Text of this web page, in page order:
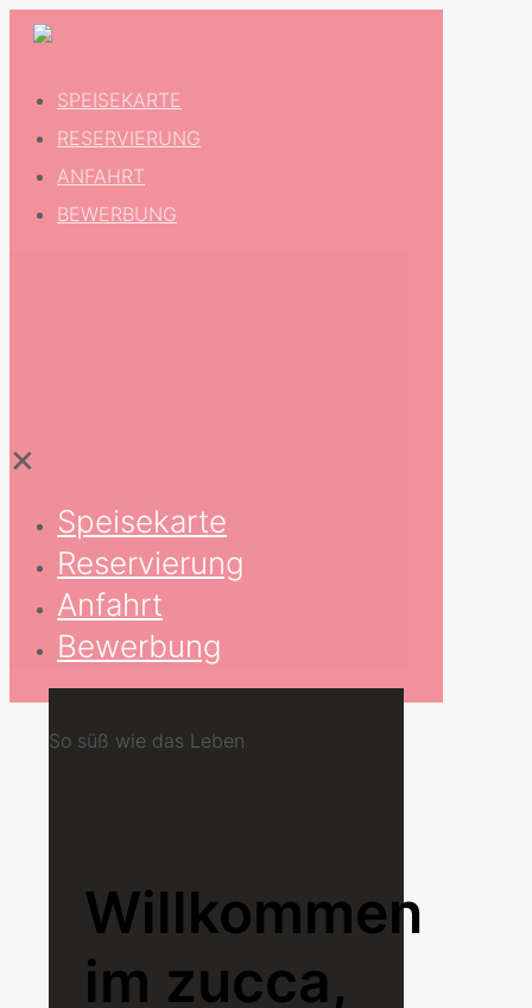
SPEISEKARTE
RESERVIERUNG
ANFAHRT
BEWERBUNG
✕
Speisekarte
Reservierung
Anfahrt
Bewerbung
So süß wie das Leben
Willkommen
im zucca,